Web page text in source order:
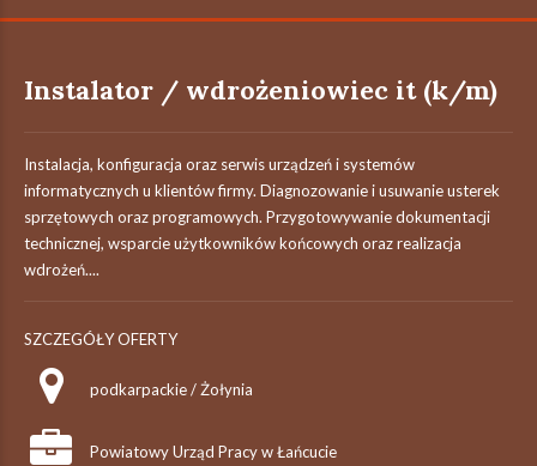
Instalator / wdrożeniowiec it (k/m)
Instalacja, konfiguracja oraz serwis urządzeń i systemów
informatycznych u klientów firmy. Diagnozowanie i usuwanie usterek
sprzętowych oraz programowych. Przygotowywanie dokumentacji
technicznej, wsparcie użytkowników końcowych oraz realizacja
wdrożeń....
SZCZEGÓŁY OFERTY
podkarpackie / Żołynia
Powiatowy Urząd Pracy w Łańcucie